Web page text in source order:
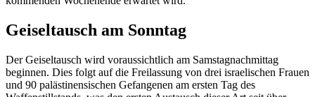
Geiseltausch am Sonntag
Der Geiseltausch wird voraussichtlich am Samstagnachmittag
beginnen. Dies folgt auf die Freilassung von drei israelischen Frauen
und 90 palästinensischen Gefangenen am ersten Tag des